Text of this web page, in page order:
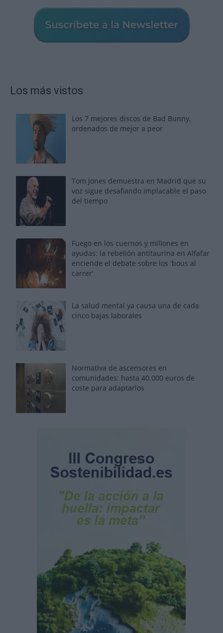
Los más vistos
Los 7 mejores discos de Bad Bunny,
ordenados de mejor a peor
Tom Jones demuestra en Madrid que su
voz sigue desafiando implacable el paso
del tiempo
Fuego en los cuernos y millones en
ayudas: la rebelión antitaurina en Alfafar
enciende el debate sobre los 'bous al
carrer'
La salud mental ya causa una de cada
cinco bajas laborales
Normativa de ascensores en
comunidades: hasta 40.000 euros de
coste para adaptarlos